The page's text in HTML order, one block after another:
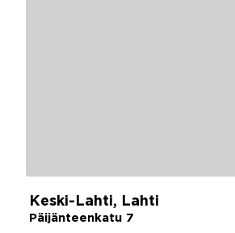
Keski-Lahti, Lahti
Päijänteenkatu 7